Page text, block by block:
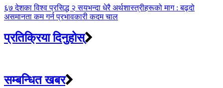
६७ देशका विश्व प्रसिद्ध २ सयभन्दा धेरै अर्थशास्त्रीहरूको माग : बढ्दो
असमानता कम गर्न प्रभावकारी कदम चाल
प्रतिक्रिया दिनुहोस्
सम्बन्धित खबर